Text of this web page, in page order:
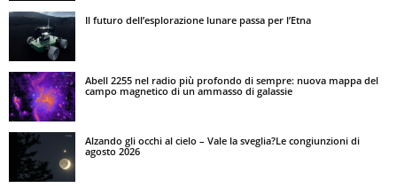
Il futuro dell’esplorazione lunare passa per l’Etna
Abell 2255 nel radio più profondo di sempre: nuova mappa del
campo magnetico di un ammasso di galassie
Alzando gli occhi al cielo – Vale la sveglia?Le congiunzioni di
agosto 2026